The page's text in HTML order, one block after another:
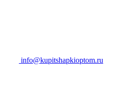
info@kupitshapkioptom.ru